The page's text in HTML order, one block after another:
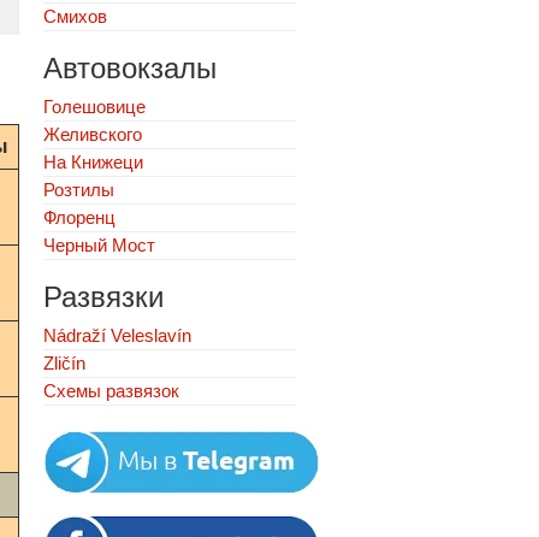
Смихов
Автовокзалы
Голешовице
Желивского
На Книжеци
Розтилы
Флоренц
Черный Мост
Развязки
Nádraží Veleslavín
Zličín
Схемы развязок